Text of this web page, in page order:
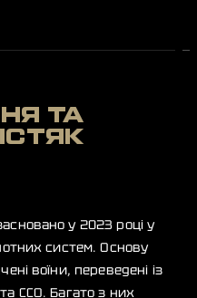
ТА
у 2023 році у
систем. Основу
воїни, переведені із
ССО. Багато з них